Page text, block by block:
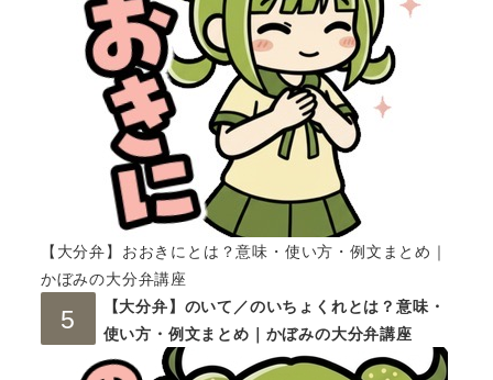
【大分弁】おおきにとは？意味・使い方・例文まとめ｜
かぼみの大分弁講座
【大分弁】のいて／のいちょくれとは？意味・
使い方・例文まとめ｜かぼみの大分弁講座